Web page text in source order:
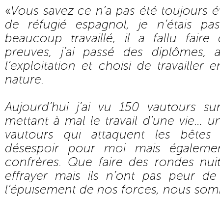
«Vous savez ce n’a pas été toujours
de réfugié espagnol, je n’étais
beaucoup travaillé, il a fallu faire
preuves, j’ai passé des
l’exploitation et choisi de travailler
nature.
Aujourd’hui j’ai vu 150 vautours
mettant à mal le travail d’une vie…
vautours qui attaquent les bêtes
désespoir pour moi mais
confrères. Que faire des rondes
effrayer mais ils n’ont pas peur
l’épuisement de nos forces, nous